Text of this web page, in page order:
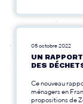
05 octobre 2022
UN
DES
Ce nouveau
ménagers en
propositions de